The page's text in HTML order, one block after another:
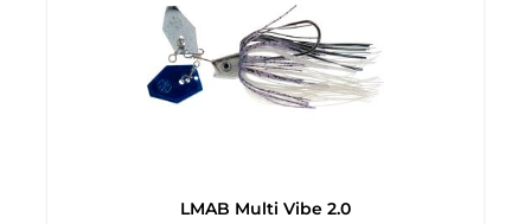
LMAB Multi Vibe 2.0